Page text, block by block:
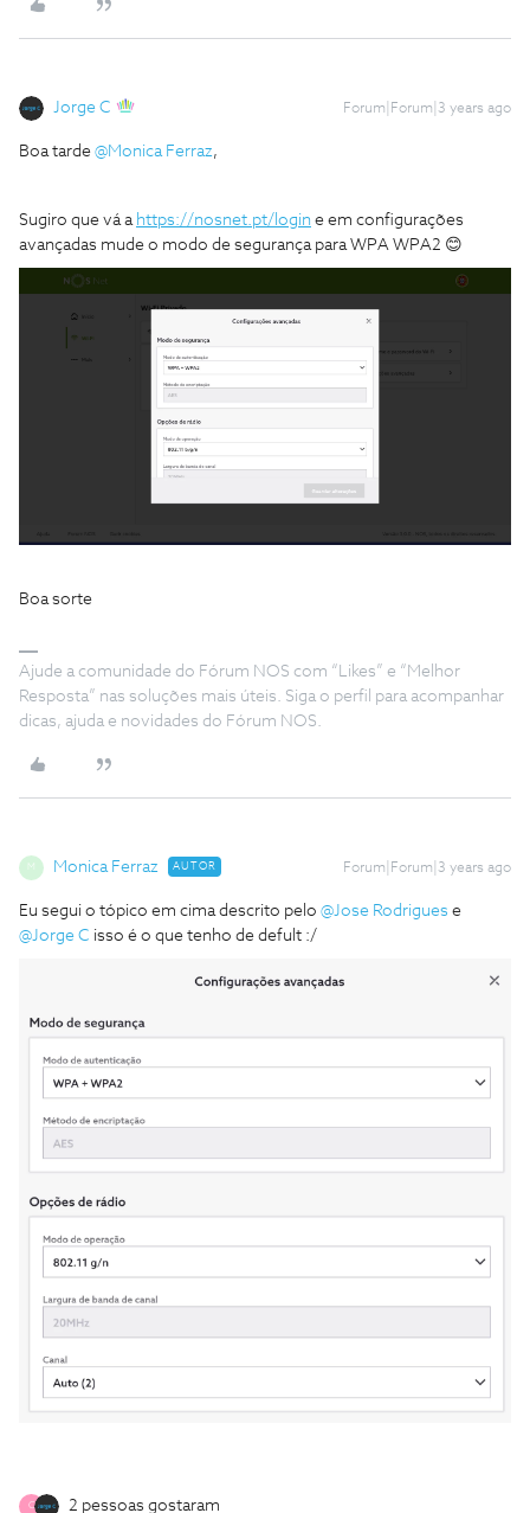
Jorge C Forum|Forum|3 years ago
Boa tarde @Monica Ferraz,
Sugiro que vá a https://nosnet.pt/login e em configurações
avançadas mude o modo de segurança para WPA WPA2 😊
Boa sorte
Ajude a comunidade do Fórum NOS com “Likes” e “Melhor
Resposta” nas soluções mais úteis. Siga o perfil para acompanhar
dicas, ajuda e novidades do Fórum NOS.
M Monica Ferraz AUTOR Forum|Forum|3 years ago
Eu segui o tópico em cima descrito pelo @Jose Rodrigues e
@Jorge C isso é o que tenho de defult :/
C 2 pessoas gostaram